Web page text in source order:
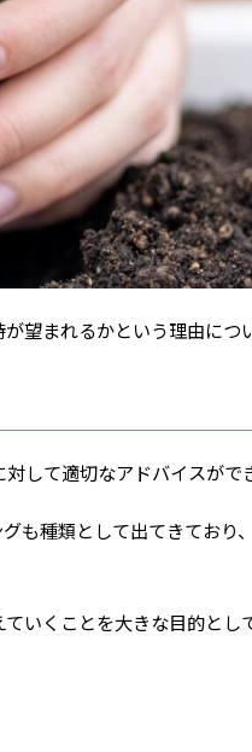
望まれるかという理由につ
して適切なアドバイスがで
も種類として出てきており
いくことを大きな目的とし